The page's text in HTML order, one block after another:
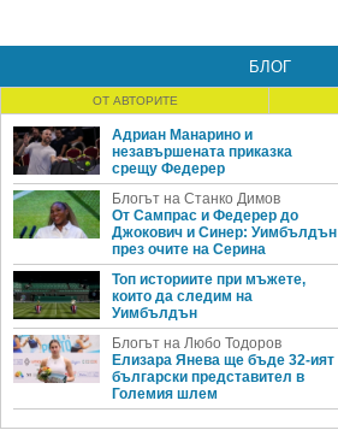
БЛОГ
ОТ АВТОРИТЕ
Адриан Манарино и
незавършената приказка
срещу Федерер
Блогът на Станко Димов
От Сампрас и Федерер до
Джокович и Синер: Уимбълдън
през очите на Серина
Топ историите при мъжете,
които да следим на
Уимбълдън
Блогът на Любо Тодоров
Елизара Янева ще бъде 32-ият
български представител в
Големия шлем